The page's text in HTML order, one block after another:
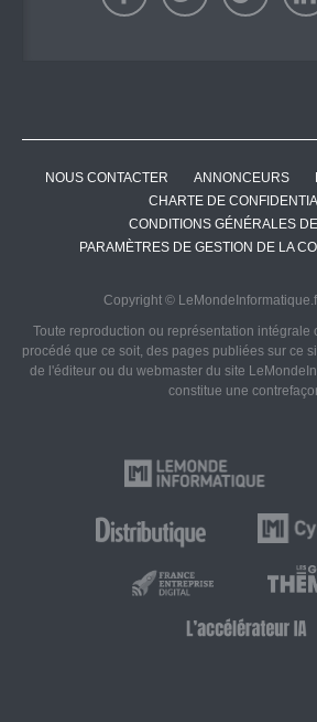
NOUS CONTACTER ANNONCEURS
CHARTE DE
CONDITIONS GÉNÉRALES
PARAMÈTRES DE GESTION DE LA
Copyright ©
Toute reproduction ou représentation intégrale
procédé que ce soit, des pages publiées sur ce
de l'éditeur ou du webmaster du site
constitue une